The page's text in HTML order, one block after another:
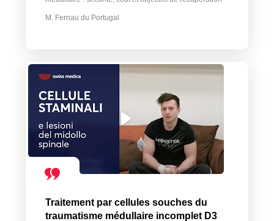
M. Fernau du Portugal
Traitement par cellules souches du
traumatisme médullaire incomplet D3